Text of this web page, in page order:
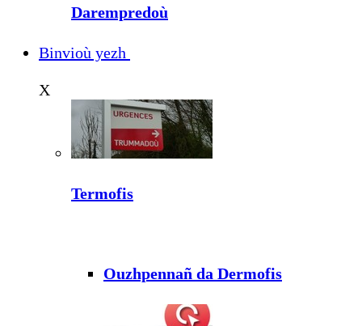
Darempredoù
Binvioù yezh
X
Termofis
Ouzhpennañ da Dermofis